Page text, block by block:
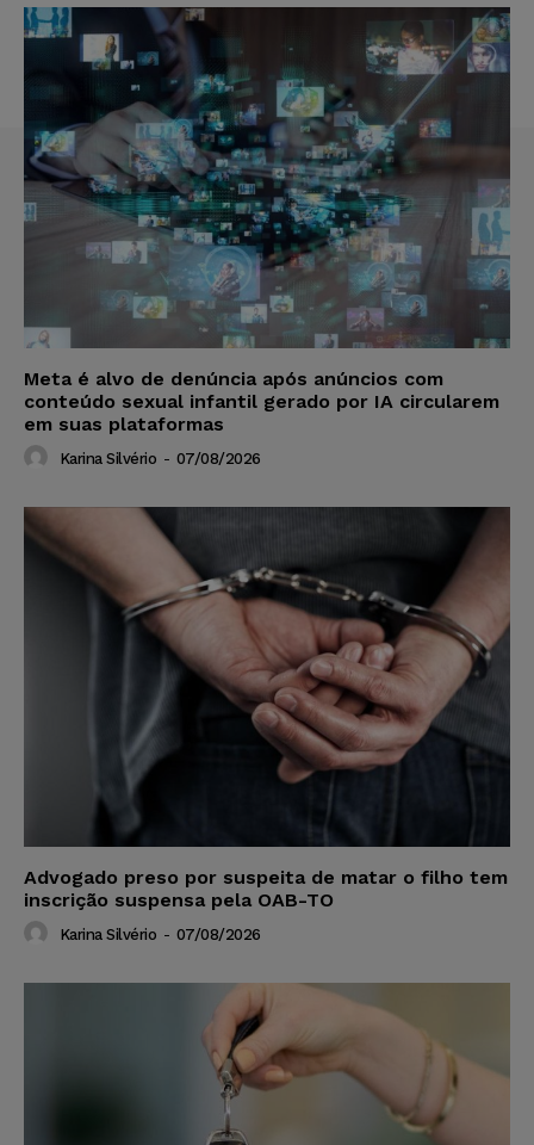
Meta é alvo de denúncia após anúncios com
conteúdo sexual infantil gerado por IA circularem
em suas plataformas
Karina Silvério - 07/08/2026
Advogado preso por suspeita de matar o filho tem
inscrição suspensa pela OAB-TO
Karina Silvério - 07/08/2026